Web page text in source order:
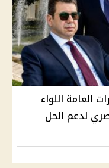
العامة اللواء
لدعم الحل